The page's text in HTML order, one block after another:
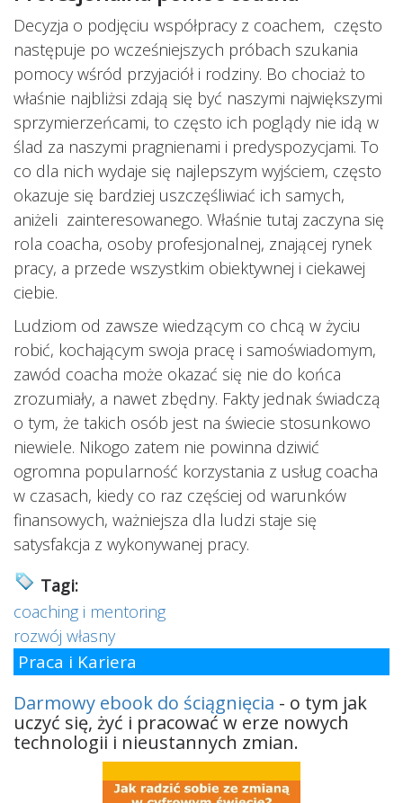
Decyzja o podjęciu współpracy z coachem, często
następuje po wcześniejszych próbach szukania
pomocy wśród przyjaciół i rodziny. Bo chociaż to
właśnie najbliżsi zdają się być naszymi największymi
sprzymierzeńcami, to często ich poglądy nie idą w
ślad za naszymi pragnienami i predyspozycjami. To
co dla nich wydaje się najlepszym wyjściem, często
okazuje się bardziej uszczęśliwiać ich samych,
aniżeli zainteresowanego. Właśnie tutaj zaczyna się
rola coacha, osoby profesjonalnej, znającej rynek
pracy, a przede wszystkim obiektywnej i ciekawej
ciebie.
Ludziom od zawsze wiedzącym co chcą w życiu
robić, kochającym swoja pracę i samoświadomym,
zawód coacha może okazać się nie do końca
zrozumiały, a nawet zbędny. Fakty jednak świadczą
o tym, że takich osób jest na świecie stosunkowo
niewiele. Nikogo zatem nie powinna dziwić
ogromna popularność korzystania z usług coacha
w czasach, kiedy co raz częściej od warunków
finansowych, ważniejsza dla ludzi staje się
satysfakcja z wykonywanej pracy.
Tagi:
coaching i mentoring
rozwój własny
Praca i Kariera
Darmowy ebook do ściągnięcia - o tym jak
uczyć się, żyć i pracować w erze nowych
technologii i nieustannych zmian.